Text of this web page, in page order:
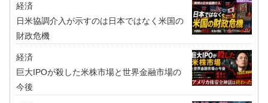
経済
日米協調介入が示すのは日本ではなく米国の
財政危機
経済
巨大IPOが殺した米株市場と世界金融市場の
今後